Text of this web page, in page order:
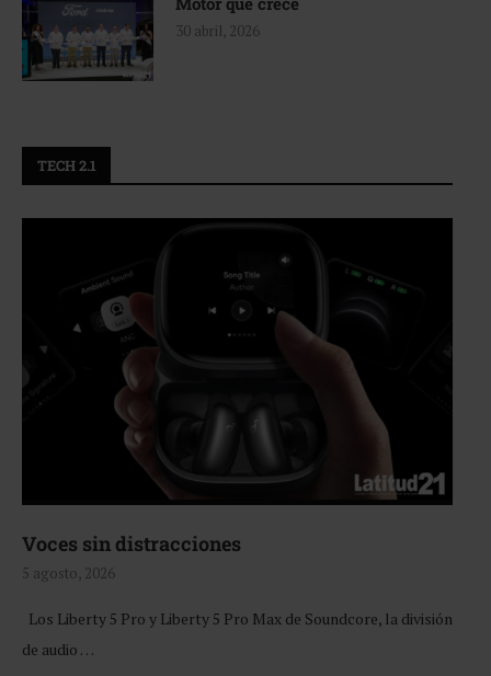
30 abril, 2026
TECH 2.1
Voces sin distracciones
5 agosto, 2026
Los Liberty 5 Pro y Liberty 5 Pro Max de Soundcore, la división
de audio …